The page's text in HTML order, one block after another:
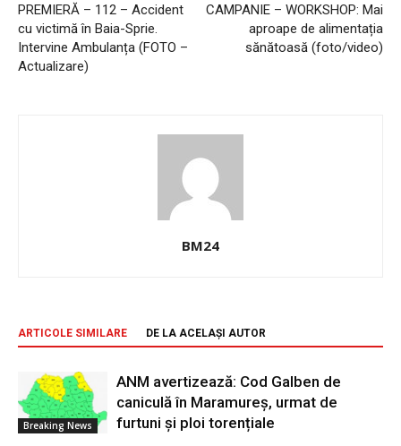
PREMIERĂ – 112 – Accident
cu victimă în Baia-Sprie.
Intervine Ambulanța (FOTO –
Actualizare)
CAMPANIE – WORKSHOP: Mai
aproape de alimentația
sănătoasă (foto/video)
BM24
ARTICOLE SIMILARE DE LA ACELAȘI AUTOR
Breaking News
ANM avertizează: Cod Galben de
caniculă în Maramureș, urmat de
furtuni și ploi torențiale